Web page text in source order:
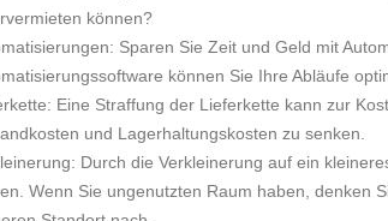
können?
Sparen Sie Zeit und Geld mit
können Sie Ihre Abläufe
Eine Straffung der Lieferkette kann zur
und Lagerhaltungskosten zu senken.
Durch die Verkleinerung auf ein
Wenn Sie ungenutzten Raum haben, denken